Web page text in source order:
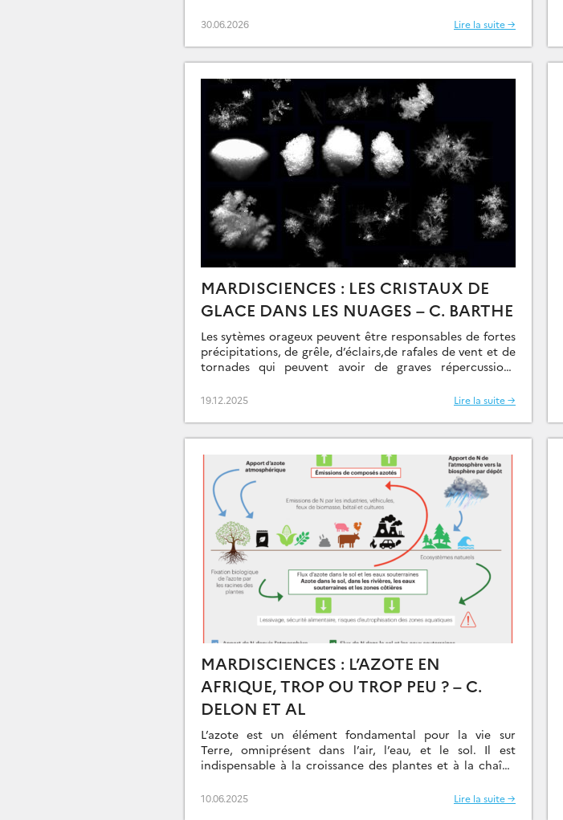
Waveguide […]
30.06.2026 Lire la suite →
MARDISCIENCES : LES CRISTAUX DE
GLACE DANS LES NUAGES – C. BARTHE
Les sytèmes orageux peuvent être responsables de fortes
précipitations, de grêle, d’éclairs,de rafales de vent et de
tornades qui peuvent avoir de graves répercussions
19.12.2025 Lire la suite →
MARDISCIENCES : L’AZOTE EN
AFRIQUE, TROP OU TROP PEU ? – C.
DELON ET AL
L’azote est un élément fondamental pour la vie sur
Terre, omniprésent dans l’air, l’eau, et le sol. Il est
indispensable à la croissance des plantes et à la chaîne
10.06.2025 Lire la suite →